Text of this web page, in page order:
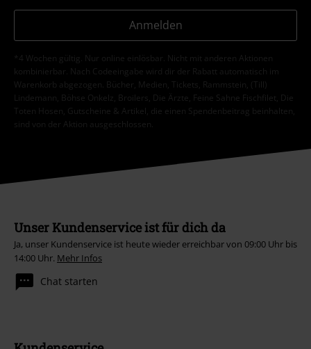
Anmelden
*4 Wochen gültig. Nur online einlösbar. Nicht mit anderen Aktionen
kombinierbar. Nach Codeeingabe wird dir der Rabatt automatisch im
Warenkorb abgezogen. Bücher, Medien, Tickets, Rammstein, (Till)
Lindemann, Böhse Onkelz, Broilers, Die Ärzte, Feine Sahne Fischfilet, Die
Toten Hosen, Gutscheine & Artikel, die einen Spendenbeitrag beinhalten,
sind von der Aktion ausgeschlossen.
Unser Kundenservice ist für dich da
Ja, unser Kundenservice ist heute wieder erreichbar von 09:00 Uhr bis
14:00 Uhr. Mehr Infos
Chat starten